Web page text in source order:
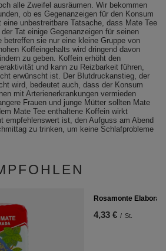
alle Zweifel ausräumen. Wir bekommen
ob es Gegenanzeigen für den Konsum
unbestreitbare Tatsache, dass Mate Tee
Tat einige Gegenanzeigen für seinen
betreffen sie nur eine kleine Gruppe von
Koffeingehalts wird dringend davon
zu geben. Koffein erhöht den
und kann zu Reizbarkeit führen,
erwünscht ist. Der Blutdruckanstieg, der
wird, bedeutet auch, dass der Konsum
mit Arterienerkrankungen vermieden
Frauen und junge Mütter sollten Mate
Mate Tee enthaltene Koffein wirkt
empfehlenswert ist, den Aufguss am Abend
zu trinken, um keine Schlafprobleme
Rosamonte
4,33 € / St.